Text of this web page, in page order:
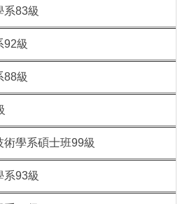
系83級
92級
88級
術學系碩士班99級
系93級